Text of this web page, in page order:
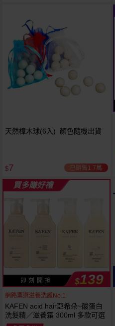
天然樟木球(6入) 顏色隨機出貨
$7 已銷售1.7萬
買多賺好禮
即 刻 開 搶 $139
網路票選滋養洗護No.1
KAFEN acid hair亞希朵~酸蛋白
洗髮精／滋養霜 300ml 多款可選